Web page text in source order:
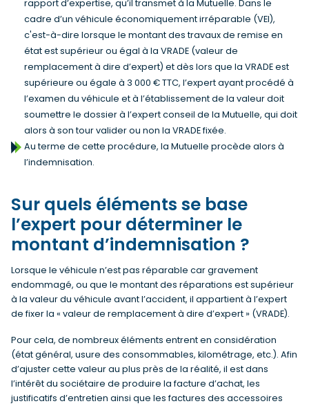
rapport d’expertise, qu’il transmet à la Mutuelle. Dans le
cadre d’un véhicule économiquement irréparable (VEI),
c'est-à-dire lorsque le montant des travaux de remise en
état est supérieur ou égal à la VRADE (valeur de
remplacement à dire d’expert) et dès lors que la VRADE est
supérieure ou égale à 3 000 € TTC, l’expert ayant procédé à
l’examen du véhicule et à l’établissement de la valeur doit
soumettre le dossier à l’expert conseil de la Mutuelle, qui doit
alors à son tour valider ou non la VRADE fixée.
Au terme de cette procédure, la Mutuelle procède alors à
l’indemnisation.
Sur quels éléments se base
l’expert pour déterminer le
montant d’indemnisation ?
Lorsque le véhicule n’est pas réparable car gravement
endommagé, ou que le montant des réparations est supérieur
à la valeur du véhicule avant l’accident, il appartient à l’expert
de fixer la « valeur de remplacement à dire d’expert » (VRADE).
Pour cela, de nombreux éléments entrent en considération
(état général, usure des consommables, kilométrage, etc.). Afin
d’ajuster cette valeur au plus près de la réalité, il est dans
l’intérêt du sociétaire de produire la facture d’achat, les
justificatifs d’entretien ainsi que les factures des accessoires